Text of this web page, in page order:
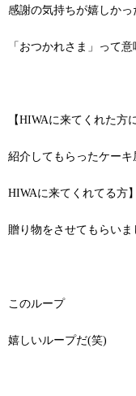
感謝の気持ちが嬉しかっ
「おつかれさま」って
【HIWAに来てくれた方
紹介してもらったケーキ
HIWAに来てくれてる方
贈り物をさせてもらいま
このループ
嬉しいループだ(笑)